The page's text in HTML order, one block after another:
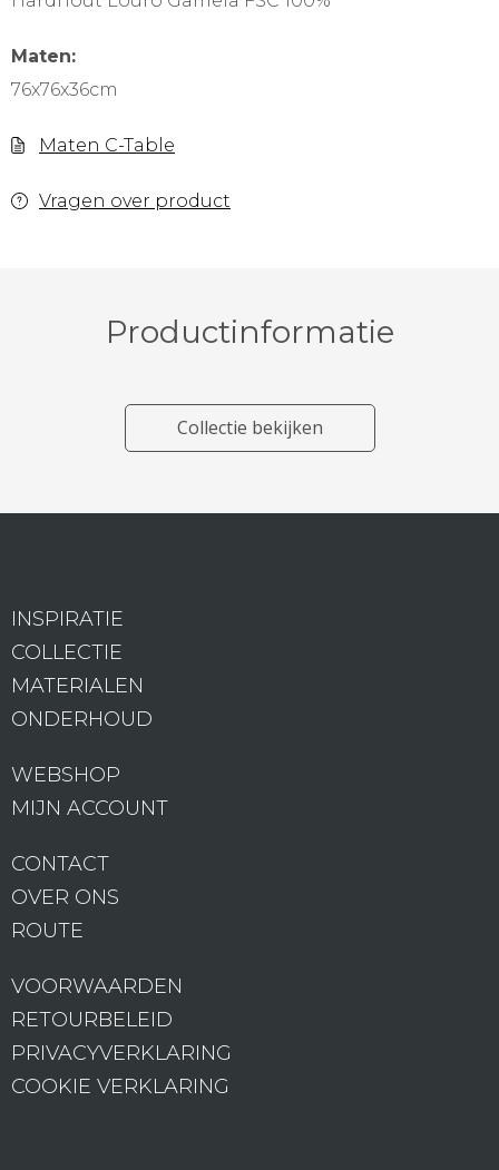
Maten:
76x76x36cm
Maten C-Table
Vragen over product
Productinformatie
Collectie bekijken
INSPIRATIE
COLLECTIE
MATERIALEN
ONDERHOUD
WEBSHOP
MIJN ACCOUNT
CONTACT
OVER ONS
ROUTE
VOORWAARDEN
RETOURBELEID
PRIVACYVERKLARING
COOKIE VERKLARING